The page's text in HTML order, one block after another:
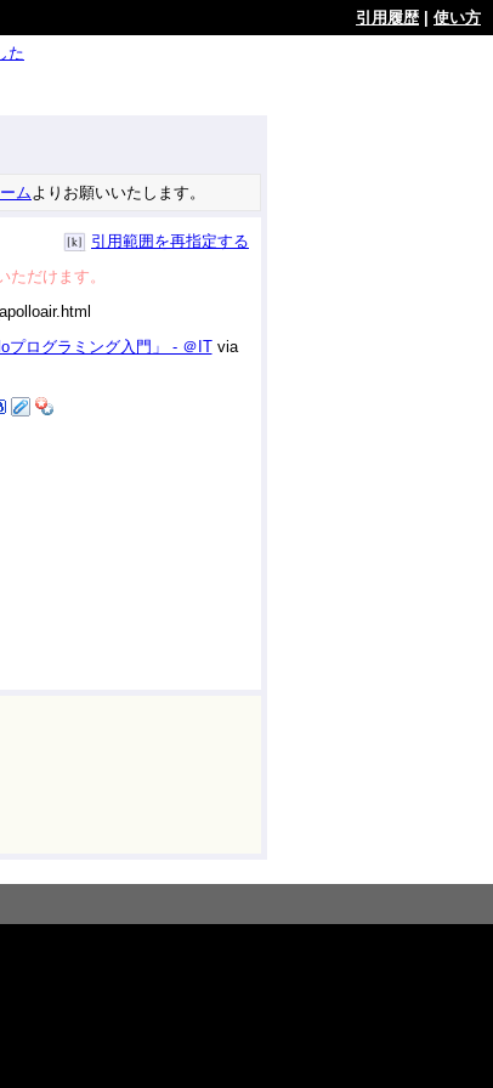
引用履歴
使い方
た
ム よりお願いいたします。
引用範囲を再指定する
だけます。
プログラミング入門」 - ＠ITvia